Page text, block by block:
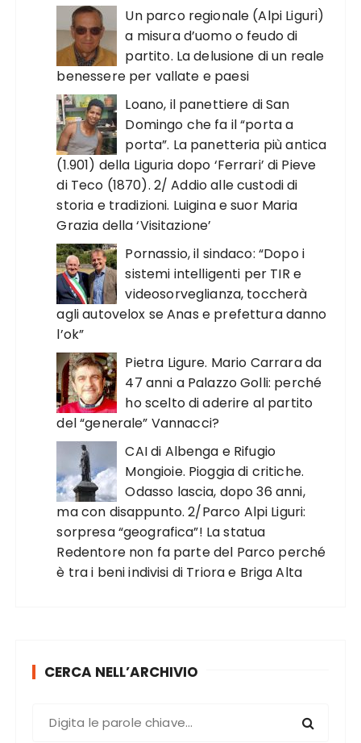
Un parco regionale (Alpi Liguri)
a misura d’uomo o feudo di
partito. La delusione di un reale
benessere per vallate e paesi
Loano, il panettiere di San
Domingo che fa il “porta a
porta”. La panetteria più antica
(1.901) della Liguria dopo ‘Ferrari’ di Pieve
di Teco (1870). 2/ Addio alle custodi di
storia e tradizioni. Luigina e suor Maria
Grazia della ‘Visitazione’
Pornassio, il sindaco: “Dopo i
sistemi intelligenti per TIR e
videosorveglianza, toccherà
agli autovelox se Anas e prefettura danno
l’ok”
Pietra Ligure. Mario Carrara da
47 anni a Palazzo Golli: perché
ho scelto di aderire al partito
del “generale” Vannacci?
CAI di Albenga e Rifugio
Mongioie. Pioggia di critiche.
Odasso lascia, dopo 36 anni,
ma con disappunto. 2/Parco Alpi Liguri:
sorpresa “geografica”! La statua
Redentore non fa parte del Parco perché
è tra i beni indivisi di Triora e Briga Alta
CERCA NELL’ARCHIVIO